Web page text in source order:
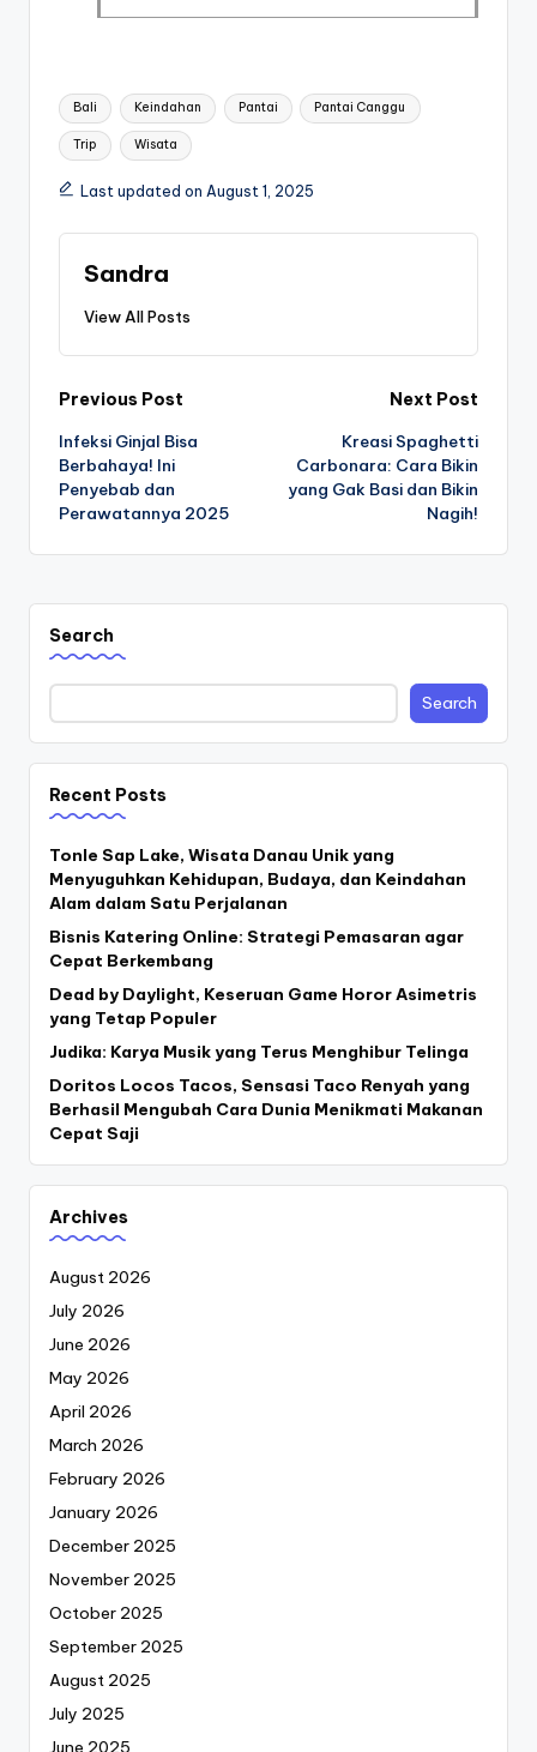
Tags:
Bali Keindahan Pantai Pantai Canggu
Trip Wisata
Last updated on August 1, 2025
Sandra
View All Posts
Post
navigation
Previous Post
Infeksi Ginjal Bisa
Berbahaya! Ini
Penyebab dan
Perawatannya 2025
Next Post
Kreasi Spaghetti
Carbonara: Cara Bikin
yang Gak Basi dan Bikin
Nagih!
Search
Search
Recent Posts
Tonle Sap Lake, Wisata Danau Unik yang
Menyuguhkan Kehidupan, Budaya, dan Keindahan
Alam dalam Satu Perjalanan
Bisnis Katering Online: Strategi Pemasaran agar
Cepat Berkembang
Dead by Daylight, Keseruan Game Horor Asimetris
yang Tetap Populer
Judika: Karya Musik yang Terus Menghibur Telinga
Doritos Locos Tacos, Sensasi Taco Renyah yang
Berhasil Mengubah Cara Dunia Menikmati Makanan
Cepat Saji
Archives
August 2026
July 2026
June 2026
May 2026
April 2026
March 2026
February 2026
January 2026
December 2025
November 2025
October 2025
September 2025
August 2025
July 2025
June 2025